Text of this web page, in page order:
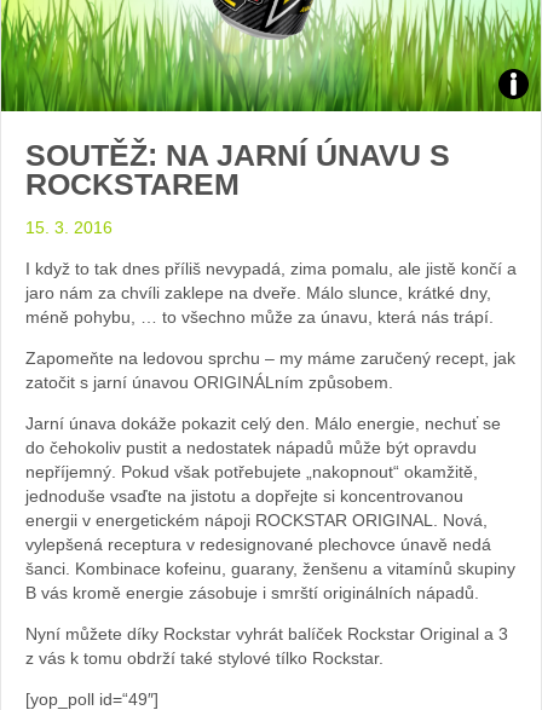
SOUTĚŽ: NA JARNÍ ÚNAVU S
ROCKSTAREM
15. 3. 2016
I když to tak dnes příliš nevypadá, zima pomalu, ale jistě končí a
jaro nám za chvíli zaklepe na dveře. Málo slunce, krátké dny,
méně pohybu, … to všechno může za únavu, která nás trápí.
Zapomeňte na ledovou sprchu – my máme zaručený recept, jak
zatočit s jarní únavou ORIGINÁLním způsobem.
Jarní únava dokáže pokazit celý den. Málo energie, nechuť se
do čehokoliv pustit a nedostatek nápadů může být opravdu
nepříjemný. Pokud však potřebujete „nakopnout“ okamžitě,
jednoduše vsaďte na jistotu a dopřejte si koncentrovanou
energii v energetickém nápoji ROCKSTAR ORIGINAL. Nová,
vylepšená receptura v redesignované plechovce únavě nedá
šanci. Kombinace kofeinu, guarany, ženšenu a vitamínů skupiny
B vás kromě energie zásobuje i smrští originálních nápadů.
Nyní můžete díky Rockstar vyhrát balíček Rockstar Original a 3
z vás k tomu obdrží také stylové tílko Rockstar.
[yop_poll id=“49″]